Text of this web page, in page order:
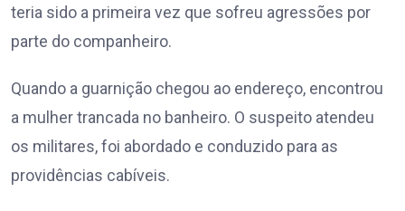
teria sido a primeira vez que sofreu agressões por
parte do companheiro.
Quando a guarnição chegou ao endereço, encontrou
a mulher trancada no banheiro. O suspeito atendeu
os militares, foi abordado e conduzido para as
providências cabíveis.